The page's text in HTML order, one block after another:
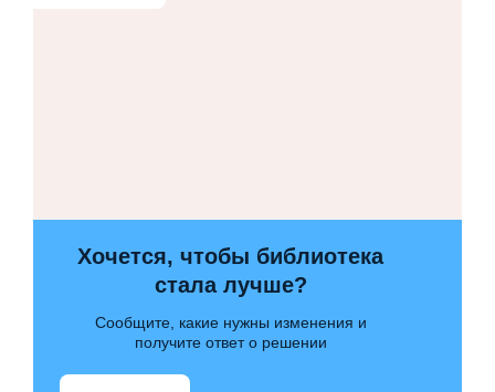
Хочется, чтобы библиотека
стала лучше?
Сообщите, какие нужны изменения и
получите ответ о решении